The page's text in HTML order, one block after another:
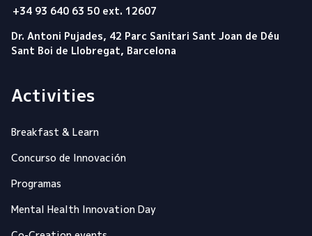
+34 93 640 63 50 ext. 12607
Dr. Antoni Pujades, 42 Parc Sanitari Sant Joan de Déu
Sant Boi de Llobregat, Barcelona
Activities
Breakfast & Learn
Concurso de Innovación
Programas
Mental Health Innovation Day